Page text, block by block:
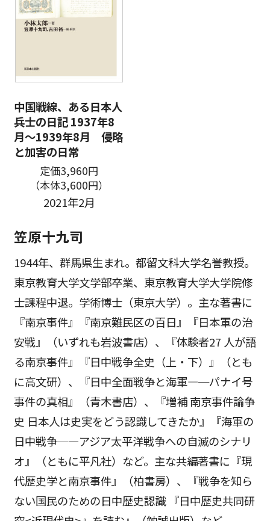
中国戦線、ある日本人
兵士の日記 1937年8
月～1939年8月 侵略
と加害の日常
定価3,960円
（本体3,600円）
2021年2月
笠原十九司
1944年、群馬県生まれ。都留文科大学名誉教授。
東京教育大学文学部卒業、東京教育大学大学院修
士課程中退。学術博士（東京大学）。主な著書に
『南京事件』『南京難民区の百日』『日本軍の治
安戦』（いずれも岩波書店）、『体験者27 人が語
る南京事件』『日中戦争全史（上・下）』（とも
に高文研）、『日中全面戦争と海軍―─パナイ号
事件の真相』（青木書店）、『増補 南京事件論争
史 日本人は史実をどう認識してきたか』『海軍の
日中戦争─―アジア太平洋戦争への自滅のシナリ
オ』（ともに平凡社）など。主な共編著書に『現
代歴史学と南京事件』（柏書房）、『戦争を知ら
ない国民のための日中歴史認識 『日中歴史共同研